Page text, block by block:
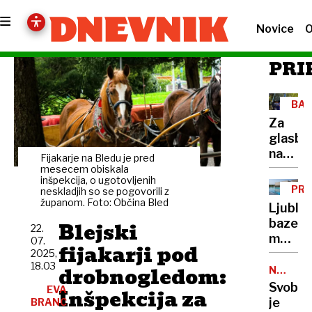
Novice
Fijakarje na Bledu je pred
mesecem obiskala
inšpekcija, o ugotovljenih
neskladjih so se pogovorili z
županom. Foto: Občina Bled
Blejski
fijakarji pod
drobnogledom:
Inšpekcija za
22.
07.
2025,
18.03
EVA
BRANC
Za
glasbo
na
skrbi
Gorazd
CEN
bazeni
med
v
regiji
IZJAVA
je